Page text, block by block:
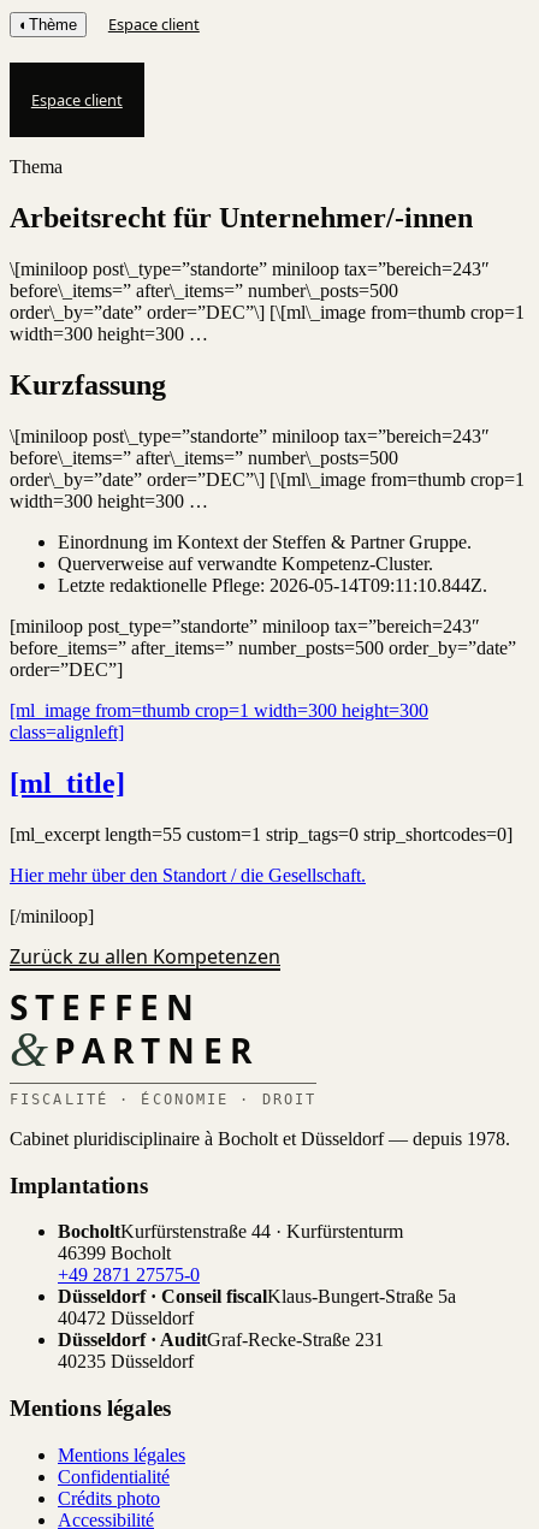
◐ Thème Espace client
Espace client
Thema
Arbeitsrecht für Unternehmer/-innen
\[miniloop post\_type=”standorte” miniloop tax=”bereich=243″
before\_items=” after\_items=” number\_posts=500
order\_by=”date” order=”DEC”\] [\[ml\_image from=thumb crop=1
width=300 height=300 …
Kurzfassung
\[miniloop post\_type=”standorte” miniloop tax=”bereich=243″
before\_items=” after\_items=” number\_posts=500
order\_by=”date” order=”DEC”\] [\[ml\_image from=thumb crop=1
width=300 height=300 …
Einordnung im Kontext der Steffen & Partner Gruppe.
Querverweise auf verwandte Kompetenz-Cluster.
Letzte redaktionelle Pflege: 2026-05-14T09:11:10.844Z.
[miniloop post_type=”standorte” miniloop tax=”bereich=243″
before_items=” after_items=” number_posts=500 order_by=”date”
order=”DEC”]
[ml_image from=thumb crop=1 width=300 height=300
class=alignleft]
[ml_title]
[ml_excerpt length=55 custom=1 strip_tags=0 strip_shortcodes=0]
Hier mehr über den Standort / die Gesellschaft.
[/miniloop]
Zurück zu allen Kompetenzen
STEFFEN
&PARTNER
FISCALITÉ · ÉCONOMIE · DROIT
Cabinet pluridisciplinaire à Bocholt et Düsseldorf — depuis 1978.
Implantations
BocholtKurfürstenstraße 44 · Kurfürstenturm
46399 Bocholt
+49 2871 27575-0
Düsseldorf · Conseil fiscalKlaus-Bungert-Straße 5a
40472 Düsseldorf
Düsseldorf · AuditGraf-Recke-Straße 231
40235 Düsseldorf
Mentions légales
Mentions légales
Confidentialité
Crédits photo
Accessibilité